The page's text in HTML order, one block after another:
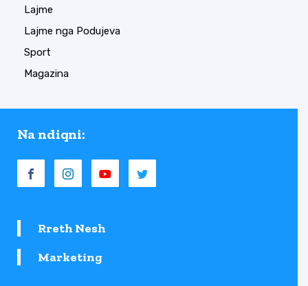
Lajme
Lajme nga Podujeva
Sport
Magazina
Na ndiqni:
Rreth Nesh
Marketing